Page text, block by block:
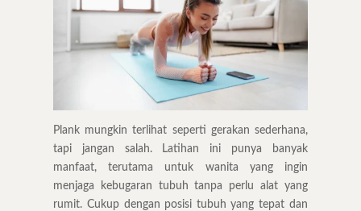
Plank mungkin terlihat seperti gerakan sederhana,
tapi jangan salah. Latihan ini punya banyak
manfaat, terutama untuk wanita yang ingin
menjaga kebugaran tubuh tanpa perlu alat yang
rumit. Cukup dengan posisi tubuh yang tepat dan